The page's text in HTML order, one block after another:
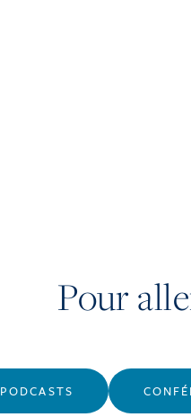
Pour
PODCASTS